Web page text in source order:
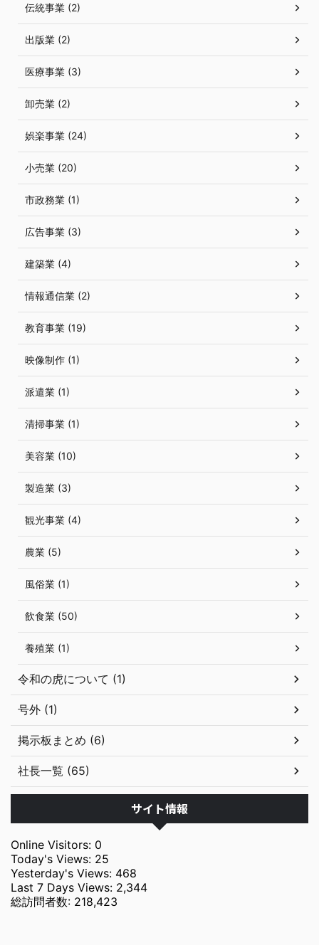
伝統事業 (2)
出版業 (2)
医療事業 (3)
卸売業 (2)
娯楽事業 (24)
小売業 (20)
市政務業 (1)
広告事業 (3)
建築業 (4)
情報通信業 (2)
教育事業 (19)
映像制作 (1)
派遣業 (1)
清掃事業 (1)
美容業 (10)
製造業 (3)
観光事業 (4)
農業 (5)
風俗業 (1)
飲食業 (50)
養殖業 (1)
令和の虎について (1)
号外 (1)
掲示板まとめ (6)
社長一覧 (65)
サイト情報
Online Visitors: 0
Today's Views: 25
Yesterday's Views: 468
Last 7 Days Views: 2,344
総訪問者数: 218,423